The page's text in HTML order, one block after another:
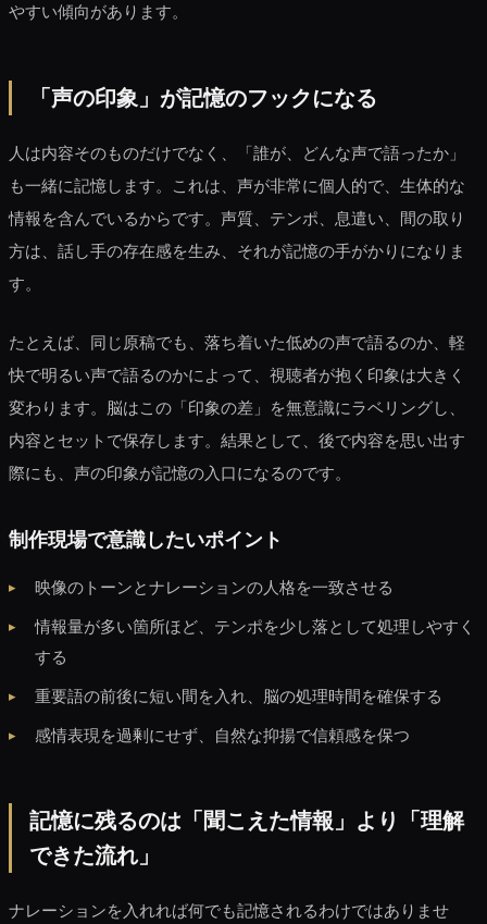
やすい傾向があります。
「声の印象」が記憶のフックになる
人は内容そのものだけでなく、「誰が、どんな声で語ったか」
も一緒に記憶します。これは、声が非常に個人的で、生体的な
情報を含んでいるからです。声質、テンポ、息遣い、間の取り
方は、話し手の存在感を生み、それが記憶の手がかりになりま
す。
たとえば、同じ原稿でも、落ち着いた低めの声で語るのか、軽
快で明るい声で語るのかによって、視聴者が抱く印象は大きく
変わります。脳はこの「印象の差」を無意識にラベリングし、
内容とセットで保存します。結果として、後で内容を思い出す
際にも、声の印象が記憶の入口になるのです。
制作現場で意識したいポイント
映像のトーンとナレーションの人格を一致させる
情報量が多い箇所ほど、テンポを少し落として処理しやすく
する
重要語の前後に短い間を入れ、脳の処理時間を確保する
感情表現を過剰にせず、自然な抑揚で信頼感を保つ
記憶に残るのは「聞こえた情報」より「理解
できた流れ」
ナレーションを入れれば何でも記憶されるわけではありませ